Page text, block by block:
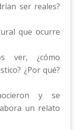
ser reales?
que ocurre
ver, ¿cómo
¿Por qué?
y se
un relato